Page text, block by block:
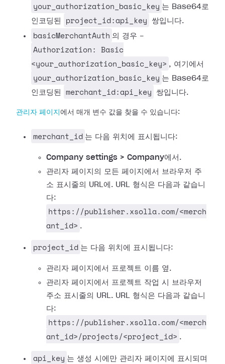
your_authorization_basic_key 는 Base64로
인코딩된
project_id:api_key 쌍입니다.
basicMerchantAuth 의 경우 -
Authorization: Basic
<your_authorization_basic_key> , 여기에서
your_authorization_basic_key 는 Base64로
인코딩된
merchant_id:api_key 쌍입니다.
관리자 페이지 에서 매개 변수 값을 찾을 수 있습니다:
merchant_id 는 다음 위치에 표시됩니다:
Company settings > Company에서.
관리자 페이지의 모든 페이지에서 브라우저 주
소 표시줄의 URL에. URL 형식은 다음과 같습니
다:
https://publisher.xsolla.com/<merch
ant_id> .
project_id 는 다음 위치에 표시됩니다:
관리자 페이지에서 프로젝트 이름 옆.
관리자 페이지에서 프로젝트 작업 시 브라우저
주소 표시줄의 URL. URL 형식은 다음과 같습니
다:
https://publisher.xsolla.com/<merch
ant_id>/projects/<project_id> .
api_key 는 생성 시에만 관리자 페이지에 표시되며